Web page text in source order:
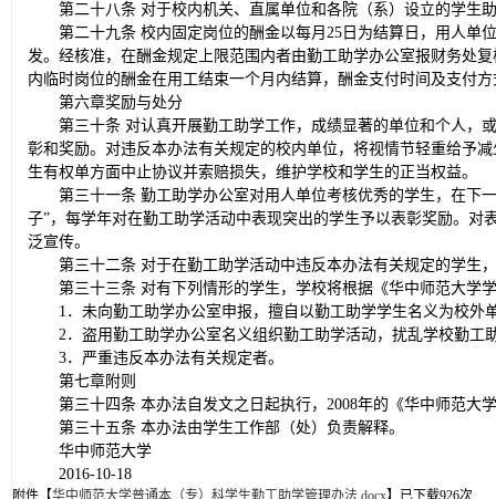
第二十八条 对于校内机关、直属单位和各院（系）设立的学生
第二十九条 校内固定岗位的酬金以每月25日为结算日，用人单
发。经核准，在酬金规定上限范围内者由勤工助学办公室报财务处
内临时岗位的酬金在用工结束一个月内结算，酬金支付时间及支付
第六章奖励与处分
第三十条 对认真开展勤工助学工作，成绩显著的单位和个人，
彰和奖励。对违反本办法有关规定的校内单位，将视情节轻重给予
生有权单方面中止协议并索赔损失，维护学校和学生的正当权益。
第三十一条 勤工助学办公室对用人单位考核优秀的学生，在下
子”，每学年对在勤工助学活动中表现突出的学生予以表彰奖励。
泛宣传。
第三十二条 对于在勤工助学活动中违反本办法有关规定的学生
第三十三条 对有下列情形的学生，学校将根据《华中师范大学
1．未向勤工助学办公室申报，擅自以勤工助学学生名义为校
2．盗用勤工助学办公室名义组织勤工助学活动，扰乱学校勤工
3．严重违反本办法有关规定者。
第七章附则
第三十四条 本办法自发文之日起执行，2008年的《华中师范大
第三十五条 本办法由学生工作部（处）负责解释。
华中师范大学
2016-10-18
附件【华中师范大学普通本（专）科学生勤工助学管理办法.docx】已下载926次